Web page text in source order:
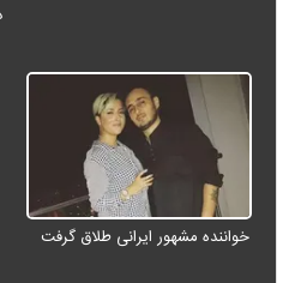
خواننده مشهور ایرانی طلاق گرفت